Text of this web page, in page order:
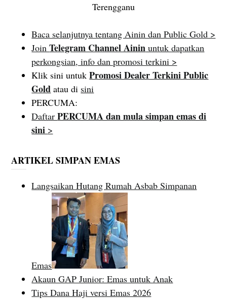
Terengganu
Baca selanjutnya tentang Ainin dan Public Gold >
JoinTelegram Channel Ainin untuk dapatkan
perkongsian, info dan promosi terkini >
Klik sini untukPromosi Dealer Terkini Public
Gold atau di sini
PERCUMA:
DaftarPERCUMA dan mula simpan emas di
sini >
ARTIKEL SIMPAN EMAS
Langsaikan Hutang Rumah Asbab Simpanan
Emas
Akaun GAP Junior: Emas untuk Anak
Tips Dana Haji versi Emas 2026